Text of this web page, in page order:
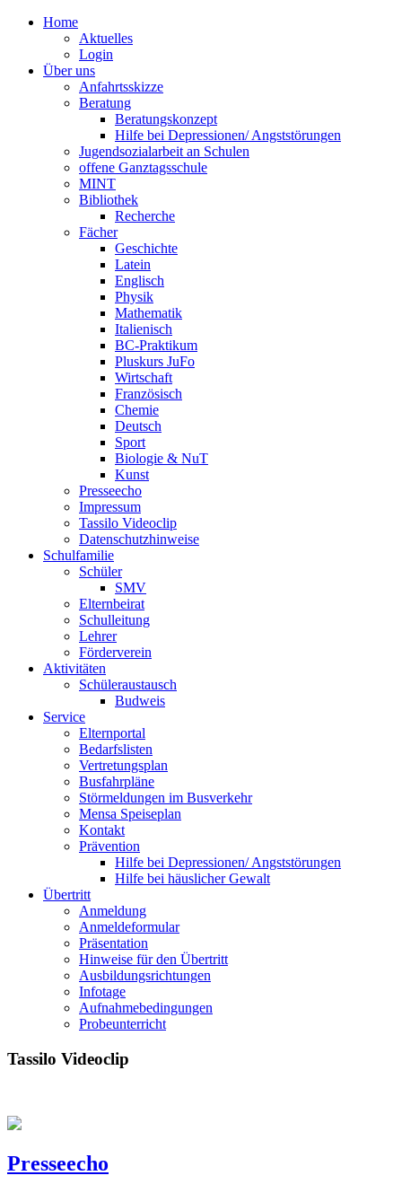
Home
Aktuelles
Login
Über uns
Anfahrtsskizze
Beratung
Beratungskonzept
Hilfe bei Depressionen/ Angststörungen
Jugendsozialarbeit an Schulen
offene Ganztagsschule
MINT
Bibliothek
Recherche
Fächer
Geschichte
Latein
Englisch
Physik
Mathematik
Italienisch
BC-Praktikum
Pluskurs JuFo
Wirtschaft
Französisch
Chemie
Deutsch
Sport
Biologie & NuT
Kunst
Presseecho
Impressum
Tassilo Videoclip
Datenschutzhinweise
Schulfamilie
Schüler
SMV
Elternbeirat
Schulleitung
Lehrer
Förderverein
Aktivitäten
Schüleraustausch
Budweis
Service
Elternportal
Bedarfslisten
Vertretungsplan
Busfahrpläne
Störmeldungen im Busverkehr
Mensa Speiseplan
Kontakt
Prävention
Hilfe bei Depressionen/ Angststörungen
Hilfe bei häuslicher Gewalt
Übertritt
Anmeldung
Anmeldeformular
Präsentation
Hinweise für den Übertritt
Ausbildungsrichtungen
Infotage
Aufnahmebedingungen
Probeunterricht
Tassilo Videoclip
Presseecho